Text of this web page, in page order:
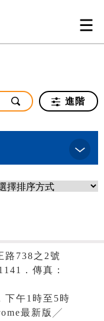
進階
路738之2號
．傳真：
下午1時至5時
最新版╱